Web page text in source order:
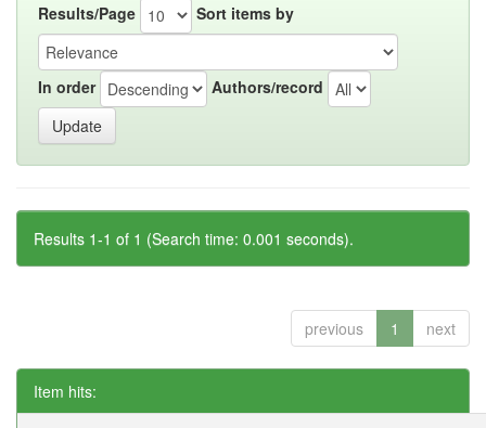
Results/Page Sort items by
In order Authors/record
Results 1-1 of 1 (Search time: 0.001 seconds).
previous 1 next
Item hits: